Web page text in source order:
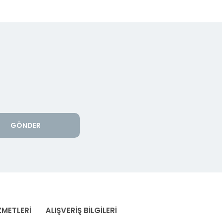
GÖNDER
ALIŞVERİŞ BİLGİLERİ